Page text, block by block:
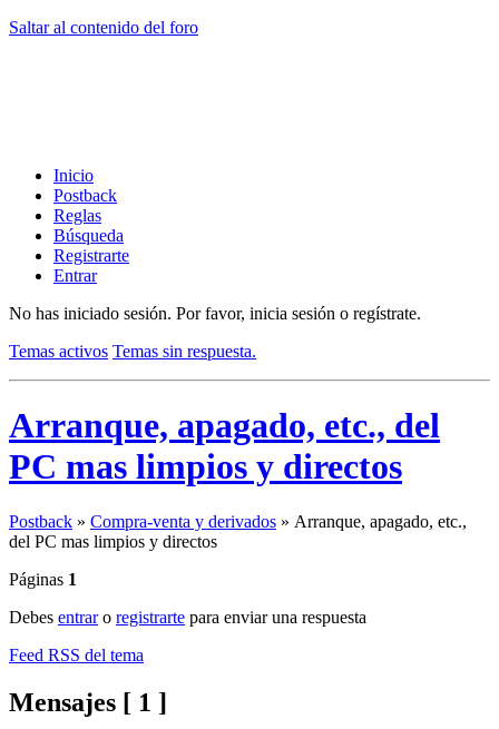
Saltar al contenido del foro
Inicio
Postback
Reglas
Búsqueda
Registrarte
Entrar
No has iniciado sesión. Por favor, inicia sesión o regístrate.
Temas activos Temas sin respuesta.
Arranque, apagado, etc., del
PC mas limpios y directos
Postback » Compra-venta y derivados » Arranque, apagado, etc.,
del PC mas limpios y directos
Páginas 1
Debes entraro registrarte para enviar una respuesta
Feed RSS del tema
Mensajes [ 1 ]